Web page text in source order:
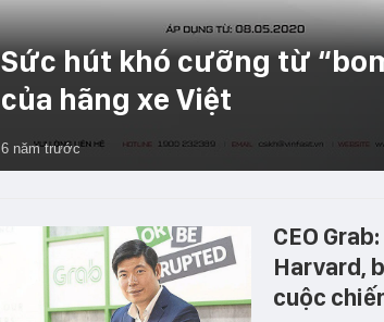
Sức hút khó cưỡng từ
của hãng xe Việt
6 năm trước
CEO
Harvard,
cuộc